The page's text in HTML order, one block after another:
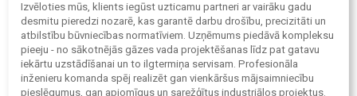
Izvēloties mūs, klients iegūst uzticamu partneri ar vairāku gadu
desmitu pieredzi nozarē, kas garantē darbu drošību, precizitāti un
atbilstību būvniecības normatīviem. Uzņēmums piedāvā kompleksu
pieeju - no sākotnējās gāzes vada projektēšanas līdz pat gatavu
iekārtu uzstādīšanai un to ilgtermiņa servisam. Profesionāla
inženieru komanda spēj realizēt gan vienkāršus mājsaimniecību
pieslēgumus, gan apjomīgus un sarežģītus industriālos projektus.